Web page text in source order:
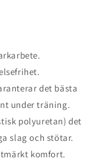
det bästa
under träning.
polyuretan) det
slag och stötar.
komfort.